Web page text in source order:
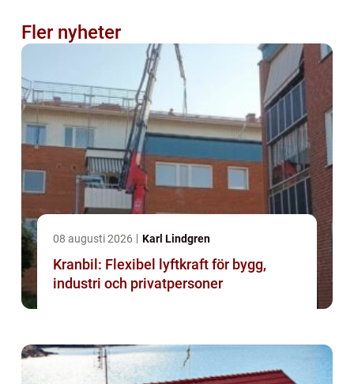
Fler nyheter
08 augusti 2026 Karl Lindgren
Kranbil: Flexibel lyftkraft för bygg,
industri och privatpersoner